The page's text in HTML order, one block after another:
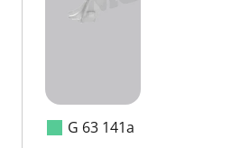
G 63 141a